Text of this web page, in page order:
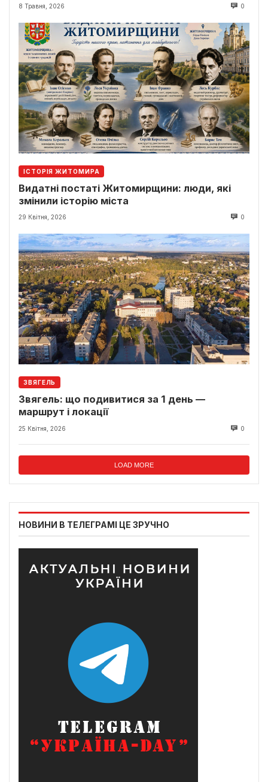
8 Травня, 2026 0
ІСТОРІЯ ЖИТОМИРА
Видатні постаті Житомирщини: люди, які
змінили історію міста
29 Квітня, 2026 0
ЗВЯГЕЛЬ
Звягель: що подивитися за 1 день —
маршрут і локації
25 Квітня, 2026 0
LOAD MORE
НОВИНИ В ТЕЛЕГРАМІ ЦЕ ЗРУЧНО